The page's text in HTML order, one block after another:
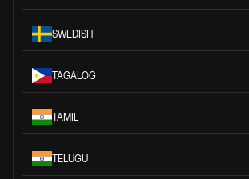
SWEDISH
TAGALOG
TAMIL
TELUGU